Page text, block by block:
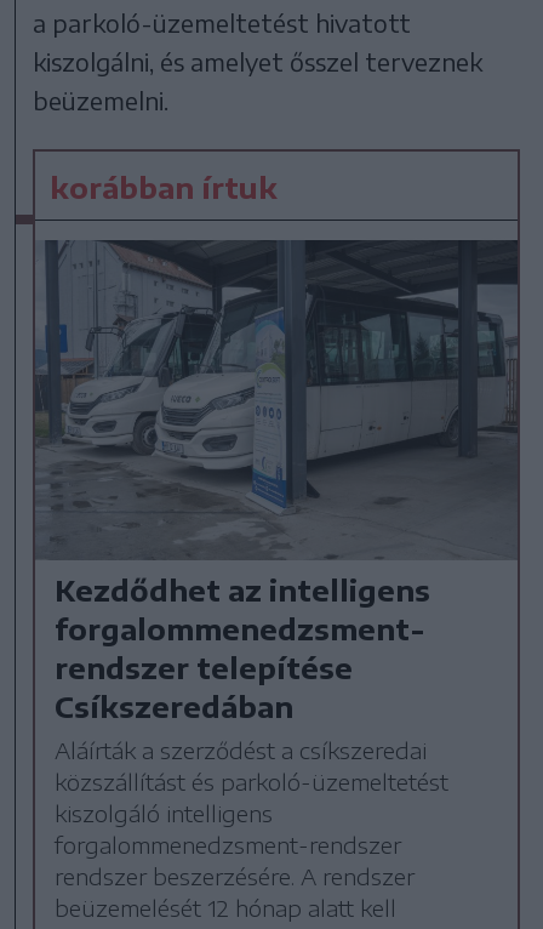
a parkoló-üzemeltetést hivatott
kiszolgálni, és amelyet ősszel terveznek
beüzemelni.
korábban írtuk
Kezdődhet az intelligens
forgalommenedzsment-
rendszer telepítése
Csíkszeredában
Aláírták a szerződést a csíkszeredai
közszállítást és parkoló-üzemeltetést
kiszolgáló intelligens
forgalommenedzsment-rendszer
rendszer beszerzésére. A rendszer
beüzemelését 12 hónap alatt kell